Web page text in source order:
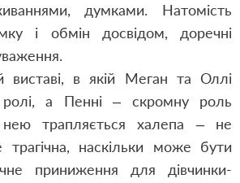
думками. Натомість
і обмін досвідом, доречні
виставі, в якій Меган та Оллі
ролі, а Пенні – скромну роль
нею трапляється халепа – не
трагічна, наскільки може бути
приниження для дівчинки-